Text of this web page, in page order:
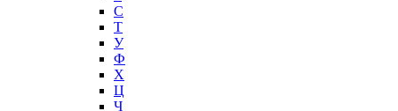
С
Т
У
Ф
Х
Ц
Ч